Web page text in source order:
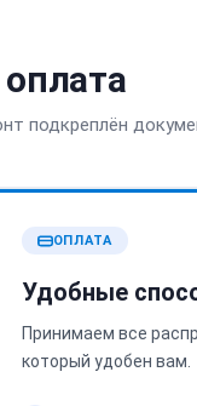
подкреплён
ОПЛАТА
Удобные
Принимаем все
который удобен вам.